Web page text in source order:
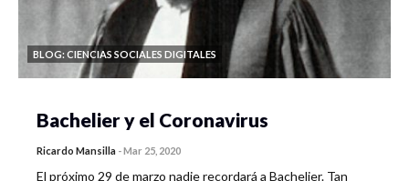
BLOG: CIENCIAS SOCIALES DIGITALES
Bachelier y el Coronavirus
Ricardo Mansilla -Mar 25, 2020
El próximo 29 de marzo nadie recordará a Bachelier. Tan